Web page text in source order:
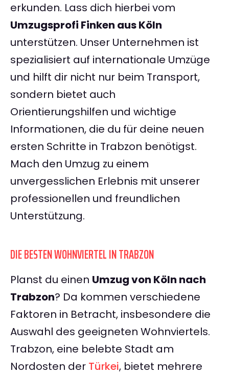
erkunden. Lass dich hierbei vom
Umzugsprofi Finken aus Köln
unterstützen. Unser Unternehmen ist
spezialisiert auf internationale Umzüge
und hilft dir nicht nur beim Transport,
sondern bietet auch
Orientierungshilfen und wichtige
Informationen, die du für deine neuen
ersten Schritte in Trabzon benötigst.
Mach den Umzug zu einem
unvergesslichen Erlebnis mit unserer
professionellen und freundlichen
Unterstützung.
DIE BESTEN WOHNVIERTEL IN TRABZON
Planst du einen Umzug von Köln nach
Trabzon? Da kommen verschiedene
Faktoren in Betracht, insbesondere die
Auswahl des geeigneten Wohnviertels.
Trabzon, eine belebte Stadt am
Nordosten der Türkei, bietet mehrere